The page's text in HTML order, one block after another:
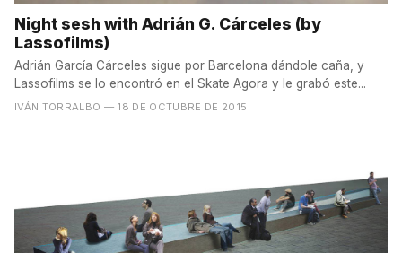
Night sesh with Adrián G. Cárceles (by
Lassofilms)
Adrián García Cárceles sigue por Barcelona dándole caña, y
Lassofilms se lo encontró en el Skate Agora y le grabó este...
IVÁN TORRALBO — 18 DE OCTUBRE DE 2015